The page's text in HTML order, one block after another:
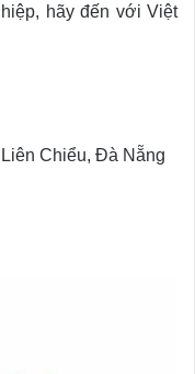
hãy đến với Việt
Chiểu, Đà Nẵng